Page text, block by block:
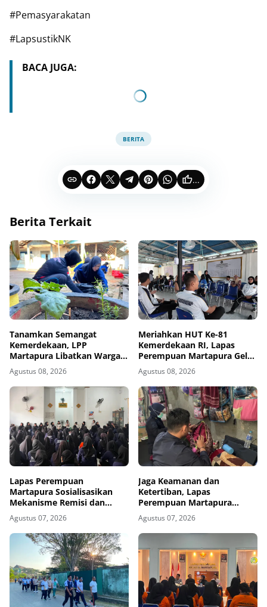
#Pemasyarakatan
#LapsustikNK
BACA JUGA:
BERITA
...
Berita Terkait
Tanamkan Semangat
Kemerdekaan, LPP
Martapura Libatkan Warga
Binaan dalam Gotong
Royong
Agustus 08, 2026
Meriahkan HUT Ke-81
Kemerdekaan RI, Lapas
Perempuan Martapura Gelar
Porseni Antarpetugas
Agustus 08, 2026
Lapas Perempuan
Martapura Sosialisasikan
Mekanisme Remisi dan
Integrasi kepada Warga
Binaan
Agustus 07, 2026
Jaga Keamanan dan
Ketertiban, Lapas
Perempuan Martapura
Intensifkan Razia di Blok
Maximum Security
Agustus 07, 2026